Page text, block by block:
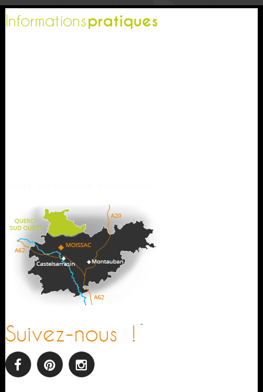
Informationspratiques
Suivez-nous ! -